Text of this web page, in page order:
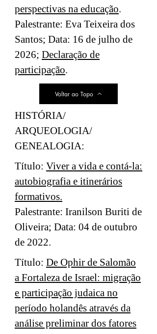
perspectivas na educação.
Palestrante: Eva Teixeira dos
Santos; Data: 16 de julho de
2026; Declaração de
participação.
Voltar ao Topo
HISTÓRIA/
ARQUEOLOGIA/
GENEALOGIA:
Título: Viver a vida e contá-la:
autobiografia e itinerários
formativos.
Palestrante: Iranilson Buriti de
Oliveira; Data: 04 de outubro
de 2022.
Título: De Ophir de Salomão
a Fortaleza de Israel: migração
e participação judaica no
período holandês através da
análise preliminar dos fatores